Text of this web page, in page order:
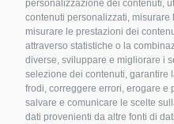
personalizzazione dei contenuti,
contenuti personalizzati,
misurare le prestazioni dei
attraverso statistiche o la
diverse, sviluppare e migliorare i
selezione dei contenuti, garantire
frodi, correggere errori, erogare e
salvare e comunicare le scelte
dati provenienti da altre fonti di